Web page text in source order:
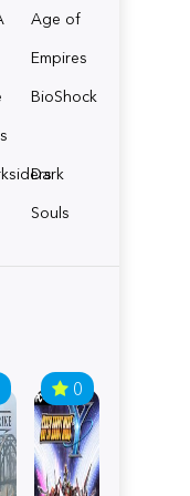
Age of
Empires
BioShock
Dark
Souls
0